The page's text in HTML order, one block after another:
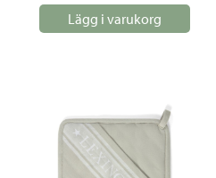
Lägg i varukorg